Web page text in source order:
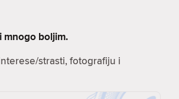
mnogo boljim.
strasti, fotografiju i